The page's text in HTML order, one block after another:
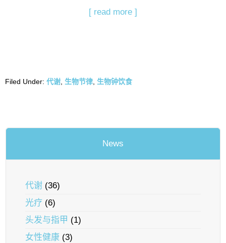
[ read more ]
Filed Under: 代谢 生物节律 生物钟饮食
News
代谢 (36)
光疗 (6)
头发与指甲 (1)
女性健康 (3)